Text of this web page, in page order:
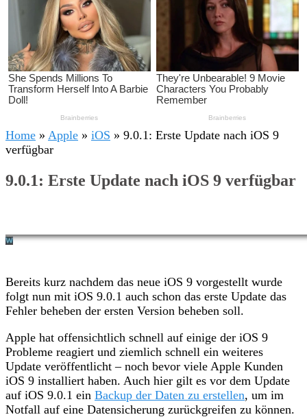
Home » Apple » iOS » 9.0.1: Erste Update nach iOS 9
verfügbar
9.0.1: Erste Update nach iOS 9 verfügbar
Bereits kurz nachdem das neue iOS 9 vorgestellt wurde
folgt nun mit iOS 9.0.1 auch schon das erste Update das
Fehler beheben der ersten Version beheben soll.
Apple hat offensichtlich schnell auf einige der iOS 9
Probleme reagiert und ziemlich schnell ein weiteres
Update veröffentlicht – noch bevor viele Apple Kunden
iOS 9 installiert haben. Auch hier gilt es vor dem Update
auf iOS 9.0.1 ein Backup der Daten zu erstellen, um im
Notfall auf eine Datensicherung zurückgreifen zu können.